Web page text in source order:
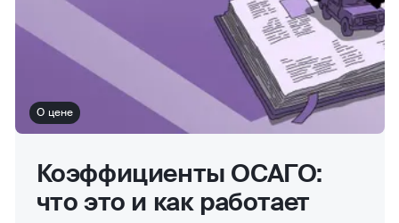
О цене
Коэффициенты ОСАГО:
что это и как работает